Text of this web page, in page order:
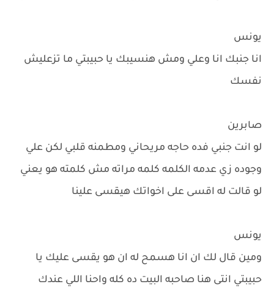
يونس
انا جنبك انا وعلي ومش هنسيبك يا حبيبتي ما تزعليش
نفسك
صابرين
لو انت جنبي فده حاجه مريحاني ومطمنه قلبي لكن علي
وجوده زي عدمه الكلمه كلمه مراته مش كلمته هو يعني
لو قالت له اقسى على اخواتك هيقسى علينا
يونس
ومين قال لك ان انا هسمح له ان هو يقسى عليك يا
حبيبتي انتى هنا صاحبه البيت ده كله واحنا اللي عندك